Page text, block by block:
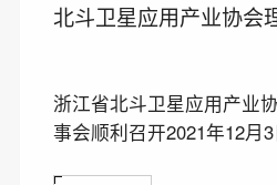
北斗卫星应用产业协会
浙江省北斗卫星应用产业
事会顺利召开2021年12月